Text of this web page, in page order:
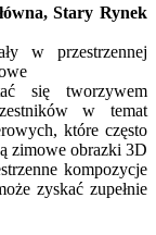
Stary Rynek
w przestrzennej
się tworzywem
w temat
które często
zimowe obrazki 3D
kompozycje
zyskać zupełnie